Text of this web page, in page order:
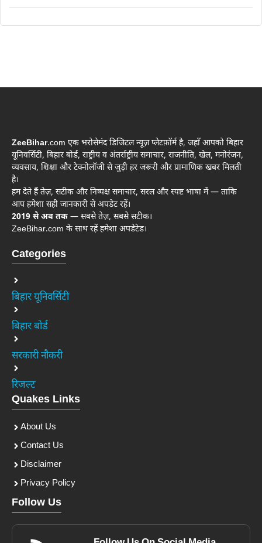
ZeeBihar.com एक भरोसेमंद डिजिटल न्यूज़ प्लेटफ़ॉर्म है, जहाँ आपको बिहार
यूनिवर्सिटी, बिहार बोर्ड, राष्ट्रीय व अंतर्राष्ट्रीय समाचार, राजनीति, खेल, मनोरंजन,
व्यवसाय, शिक्षा और टेक्नोलॉजी से जुड़ी हर जरूरी और प्रामाणिक खबर मिलती
है।
हम देते हैं तेज़, सटीक और निष्पक्ष समाचार, सरल और स्पष्ट भाषा में — ताकि
आप हमेशा सही जानकारी से अपडेट रहें।
2019 से अब तक — सबसे तेज़, सबसे सटीक।
ZeeBihar.com के साथ रहें हमेशा अपडेटेड।
Categories
बिहार यूनिवर्सिटी
बिहार बोर्ड
सरकारी नौकरी
रिजल्ट
Quakes Links
About Us
Contact Us
Disclaimer
Privacy Policy
Follow Us